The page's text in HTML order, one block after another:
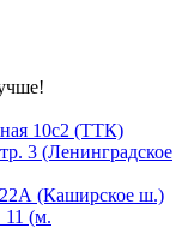
10с2 (ТТК)
3 (Ленинградское
(Каширское ш.)
11 (м.